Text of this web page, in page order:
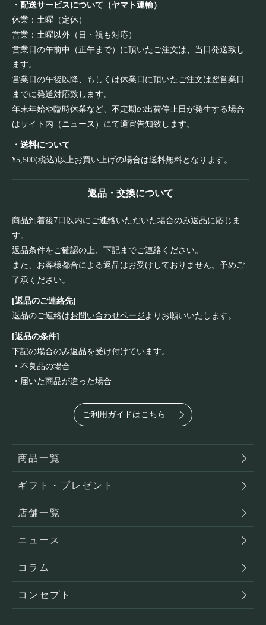
・配送サービスについて（ヤマト運輸）
休業：土曜（定休）
営業：土曜以外（日・祝も対応）
営業日の午前中（正午まで）に頂いたご注文は、当日発送致し
ます。
営業日の午後以降、もしくは休業日に頂いたご注文は翌営業日
までに発送対応致します。
年末年始や臨時休業など、不定期の出荷停止日が発生する場合
はサイト内（ニュース）にて適宜告知致します。
・送料について
¥5,500(税込)以上お買い上げの場合は送料無料となります。
返品・交換について
商品到着後7日以内にご連絡いただいた場合のみ返品に応じま
す。
返品条件をご確認の上、下記までご連絡ください。
また、お客様都合による返品はお受けしておりません。予めご
了承ください。
[返品のご連絡先]
返品のご連絡はお問い合わせページよりお願いいたします。
[返品の条件]
下記の場合のみ返品を受け付けています。
・不良品の場合
・届いた商品が違った場合
ご利用ガイドはこちら
商品一覧
ギフト・プレゼント
店舗一覧
ニュース
コラム
コンセプト